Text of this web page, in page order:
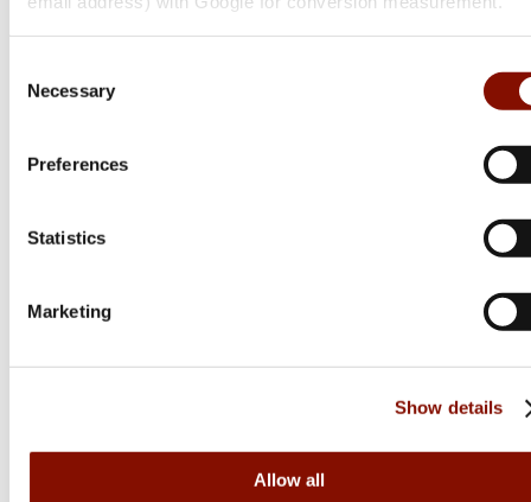
Selection
Necessary
Preferences
Statistics
Marketing
Show details
Allow all
Medlemspris